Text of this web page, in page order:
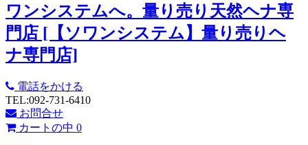
ワンシステムへ。量り売り天然ヘナ専
門店 [【ソワンシステム】量り売りヘ
ナ専門店]
電話をかける
TEL:092-731-6410
お問合せ
カートの中 0